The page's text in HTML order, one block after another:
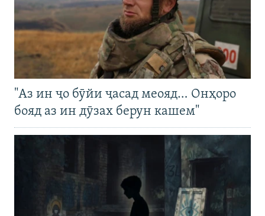
"Аз ин ҷо бӯйи ҷасад меояд… Онҳоро
бояд аз ин дӯзах берун кашем"